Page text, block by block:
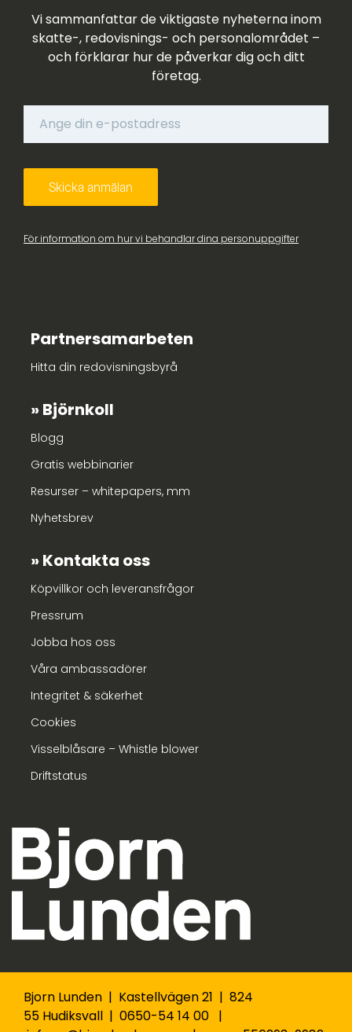
Vi sammanfattar de viktigaste nyheterna inom
skatte-, redovisnings- och personalområdet –
och förklarar hur de påverkar dig och ditt
företag.
För information om hur vi behandlar dina personuppgifter
Partnersamarbeten
Hitta din redovisningsbyrå
Björnkoll
Blogg
Gratis webbinarier
Resurser – whitepapers, mm
Nyhetsbrev
Kontakta oss
Köpvillkor och leveransfrågor
Pressrum
Jobba hos oss
Våra ambassadörer
Integritet & säkerhet
Cookies
Visselblåsare – Whistle blower
Driftstatus
Bjorn Lunden | Kastellvägen 21 | 824
55 Hudiksvall | 0650-54 14 00 |